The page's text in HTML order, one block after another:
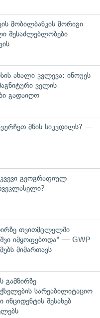
მობილბანკის მორიგი
შესაძლებლობები
ახალი კვლევა: ინოუეს
ველის
გადაიღო
მზის სიკვდილს? —
გეოგრაფიულ
თვითმცლელში
იმყოფებოდა" — GWP
მიმართავს
გამზირზე
სარეაბილიტაციო
შესახებ